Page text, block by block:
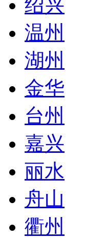
绍兴
温州
湖州
金华
台州
嘉兴
丽水
舟山
衢州